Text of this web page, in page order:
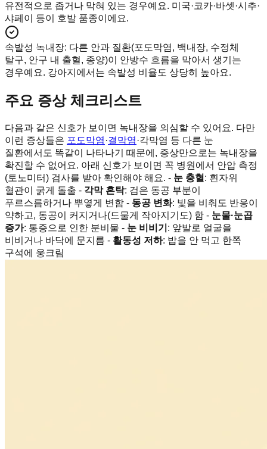
유전적으로 좁거나 막혀 있는 경우예요. 미국·코카·바셋·시추·
샤페이 등이 호발 품종이에요.
속발성 녹내장: 다른 안과 질환(포도막염, 백내장, 수정체
탈구, 안구 내 출혈, 종양)이 안방수 흐름을 막아서 생기는
경우예요. 강아지에서는 속발성 비율도 상당히 높아요.
주요 증상 체크리스트
다음과 같은 신호가 보이면 녹내장을 의심할 수 있어요. 다만
이런 증상들은 포도막염 ·결막염 ·각막염 등 다른 눈
질환에서도 똑같이 나타나기 때문에, 증상만으로는 녹내장을
확진할 수 없어요. 아래 신호가 보이면 꼭 병원에서 안압 측정
(토노미터) 검사를 받아 확인해야 해요. - 눈 충혈 : 흰자위
혈관이 굵게 돌출 - 각막 혼탁: 검은 동공 부분이
푸르스름하거나 뿌옇게 변함 - 동공 변화: 빛을 비춰도 반응이
약하고, 동공이 커지거나(드물게 작아지기도) 함 - 눈물·눈곱
증가: 통증으로 인한 분비물 - 눈 비비기 : 앞발로 얼굴을
비비거나 바닥에 문지름 - 활동성 저하: 밥을 안 먹고 한쪽
구석에 웅크림